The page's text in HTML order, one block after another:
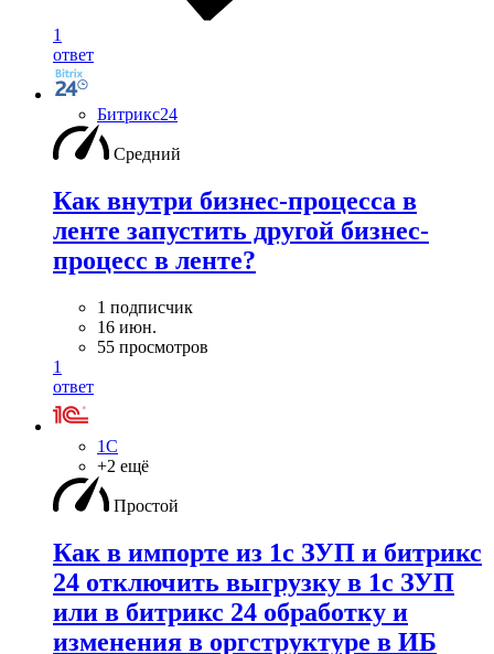
1
ответ
Битрикс24
Средний
Как внутри бизнес-процесса в
ленте запустить другой бизнес-
процесс в ленте?
1 подписчик
16 июн.
55 просмотров
1
ответ
1С
+2 ещё
Простой
Как в импорте из 1с ЗУП и битрикс
24 отключить выгрузку в 1с ЗУП
или в битрикс 24 обработку и
изменения в оргструктуре в ИБ